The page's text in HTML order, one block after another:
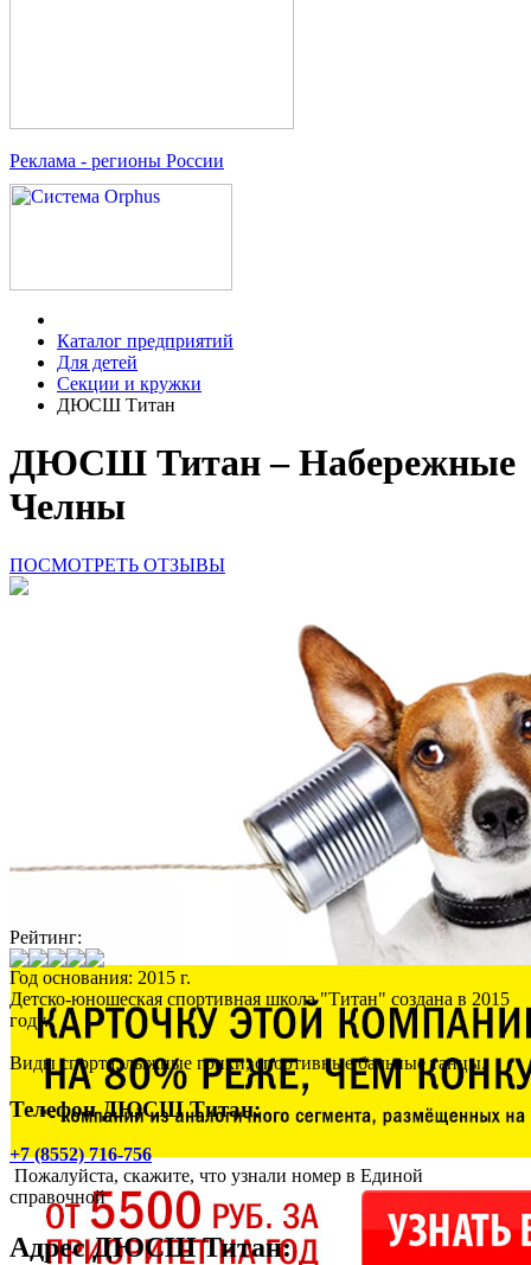
Реклама - регионы России
Каталог предприятий
Для детей
Секции и кружки
ДЮСШ Титан
ДЮСШ Титан – Набережные
Челны
ПОСМОТРЕТЬ ОТЗЫВЫ
Рейтинг:
Год основания: 2015 г.
Детско-юношеская спортивная школа "Титан" создана в 2015
году.
Виды спорта: лыжные гонки, спортивные бальные танцы.
Телефон ДЮСШ Титан:
+7 (8552) 716-756
Пожалуйста, скажите, что узнали номер в Единой
справочной
АдресДЮСШ Титан: